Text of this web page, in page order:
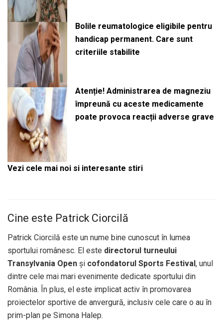
Bolile reumatologice eligibile pentru
handicap permanent. Care sunt
criteriile stabilite
Atenție! Administrarea de magneziu
împreună cu aceste medicamente
poate provoca reacții adverse grave
Vezi cele mai noi si interesante stiri
Cine este Patrick Ciorcilă
Patrick Ciorcilă este un nume bine cunoscut în lumea
sportului românesc. El este directorul turneului
Transylvania Open și cofondatorul Sports Festival, unul
dintre cele mai mari evenimente dedicate sportului din
România. În plus, el este implicat activ în promovarea
proiectelor sportive de anvergură, inclusiv cele care o au în
prim-plan pe Simona Halep.